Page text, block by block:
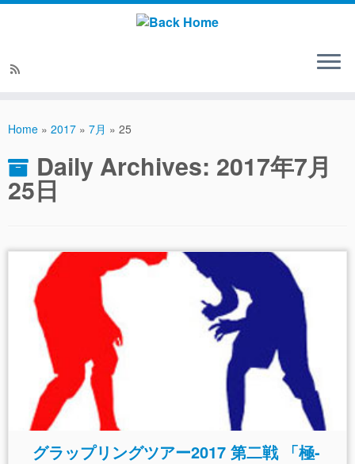
Home » 2017 » 7月 » 25
Daily Archives: 2017年7月
25日
グラップリングツアー2017 第二戦 「極-